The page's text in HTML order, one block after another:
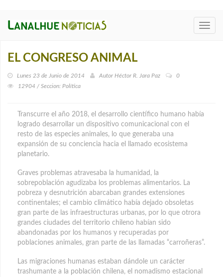
EL CONGRESO ANIMAL
Lunes 23 de Junio de 2014 Autor Héctor R. Jara Paz
0
12904 / Seccion: Política
Transcurre el año 2018, el desarrollo científico humano había
logrado desarrollar un dispositivo comunicacional con el
resto de las especies animales, lo que generaba una
expansión de su conciencia hacia el llamado ecosistema
planetario.
Graves problemas atravesaba la humanidad, la
sobrepoblación agudizaba los problemas alimentarios. La
pobreza y desnutrición abarcaban grandes extensiones
continentales; el cambio climático había dejado obsoletas
gran parte de las infraestructuras urbanas, por lo que otrora
grandes ciudades del territorio chileno habían sido
abandonadas por los humanos y recuperadas por
poblaciones animales, gran parte de las llamadas “carroñeras”.
Las migraciones humanas estaban dándole un carácter
trashumante a la población chilena, el nomadismo estacional